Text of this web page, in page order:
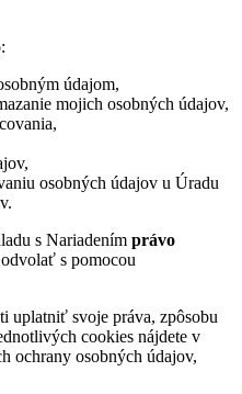
údajom,
mojich osobných údajov,
osobných údajov u Úradu
s Nariadením právo
odvolať s pomocou
uplatniť svoje práva, zpôsobu
cookies nájdete v
ochrany osobných údajov,